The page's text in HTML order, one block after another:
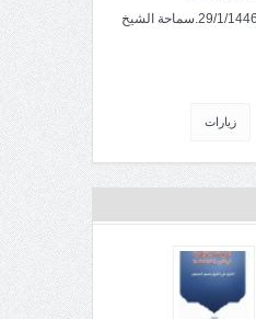
بتاريخ29/1/1446.سماحة الشيخ
زيارات